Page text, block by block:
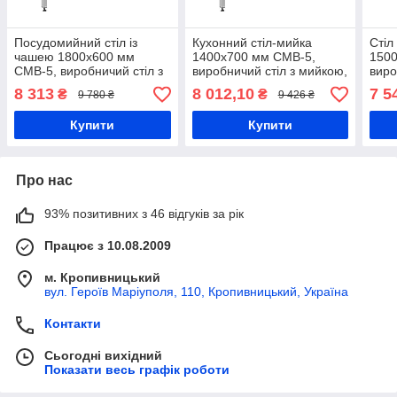
Посудомийний стіл із
чашею 1800х600 мм
СМВ-5, виробничий стіл з
мийною чашею, мийка
для посуду
8 313 ₴ 9 780 ₴
Купити
Кухонний стіл-мийка
1400х700 мм СМВ-5,
виробничий стіл з мийкою,
чашею, мийка для посуду
8 012,10₴ 9 426 ₴
Купити
7
Про нас
93% позитивних з 46 відгуків за рік
Працює з 10.08.2009
м. Кропивницький
вул. Героїв Маріуполя, 110, Кропивницький, Україна
Контакти
Сьогодні вихідний
Показати весь графік роботи